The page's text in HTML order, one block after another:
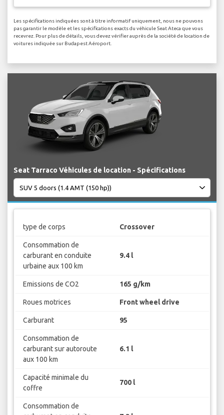
Les spécifications indiquées sont à titre informatif uniquement, nous ne pouvons
pas garantir le modèle et les spécifications exacts du véhicule Seat Ateca que vous
recevrez. Pour plus de détails, vous devez vérifier auprès de la société de location de
voitures indiquée sur Budapest Aéroport.
Seat Tarraco Véhicules de location - Spécifications
type de corps Crossover
Consommation de
carburant en conduite
urbaine aux 100 km
9.4 l
Emissions de CO2 165 g/km
Roues motrices Front wheel drive
Carburant 95
Consommation de
carburant sur autoroute
aux 100 km
6.1 l
Capacité minimale du
coffre
700 l
Consommation de